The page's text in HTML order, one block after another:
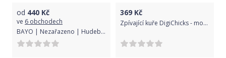
od 440 Kč
ve 6 obchodech
BAYO | Nezařazeno | Hudební projektor BAYO měsíček | Dle obrázku |
369 Kč
Zpívající kuře DigiChicks - modré